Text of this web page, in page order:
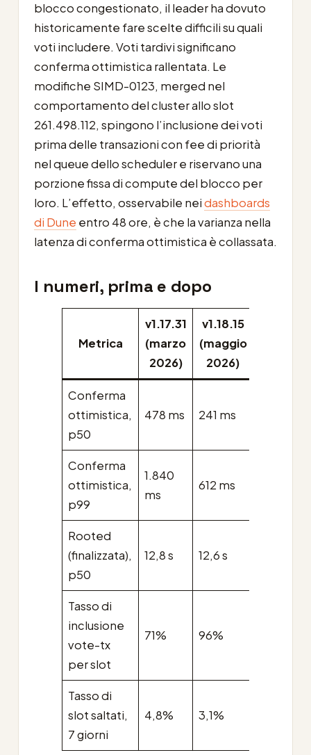
blocco congestionato, il leader ha dovuto
historicamente fare scelte difficili su quali
voti includere. Voti tardivi significano
conferma ottimistica rallentata. Le
modifiche SIMD-0123, merged nel
comportamento del cluster allo slot
261.498.112, spingono l’inclusione dei voti
prima delle transazioni con fee di priorità
nel queue dello scheduler e riservano una
porzione fissa di compute del blocco per
loro. L’effetto, osservabile neidashboards
di Dune entro 48 ore, è che la varianza nella
latenza di conferma ottimistica è collassata.
I numeri, prima e dopo
Metrica
v1.17.31
(marzo
2026)
v1.18.15
(maggio
2026)
Conferma
ottimistica,
p50
478 ms 241 ms
Conferma
ottimistica,
p99
1.840
ms
612 ms
Rooted
(finalizzata),
p50
12,8 s 12,6 s
Tasso di
inclusione
vote-tx
per slot
71% 96%
Tasso di
slot saltati,
7 giorni
4,8% 3,1%